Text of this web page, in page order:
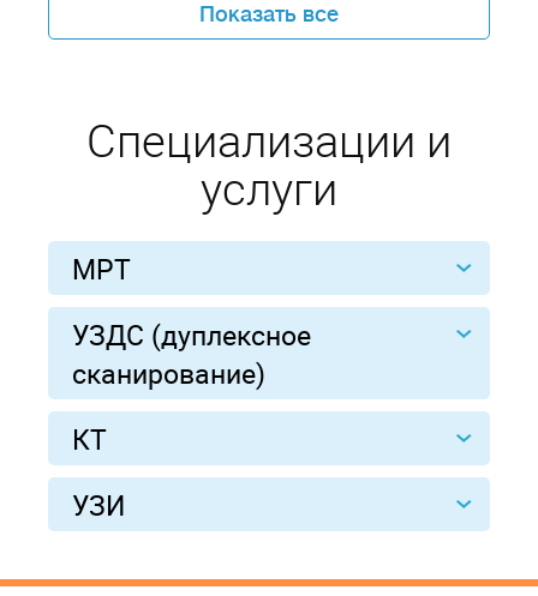
Показать все
Специализации и
услуги
МРТ
УЗДС (дуплексное
сканирование)
КТ
УЗИ